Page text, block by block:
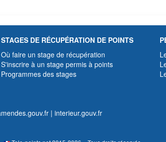
STAGES DE RÉCUPÉRATION DE POINTS
Où faire un stage de récupération
S'inscrire à un stage permis à points
Programmes des stages
| interieur.gouv.fr